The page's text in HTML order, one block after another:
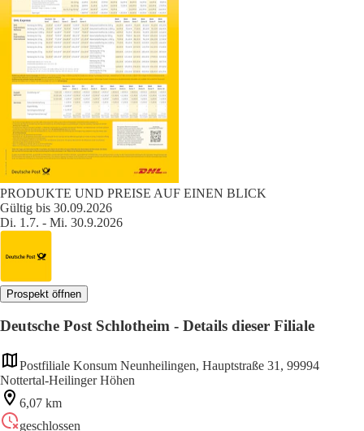
PRODUKTE UND PREISE AUF EINEN BLICK
Gültig bis 30.09.2026
Di. 1.7. - Mi. 30.9.2026
Prospekt öffnen
Deutsche Post Schlotheim - Details dieser Filiale
Postfiliale Konsum Neunheilingen, Hauptstraße 31, 99994
Nottertal-Heilinger Höhen
6,07 km
geschlossen